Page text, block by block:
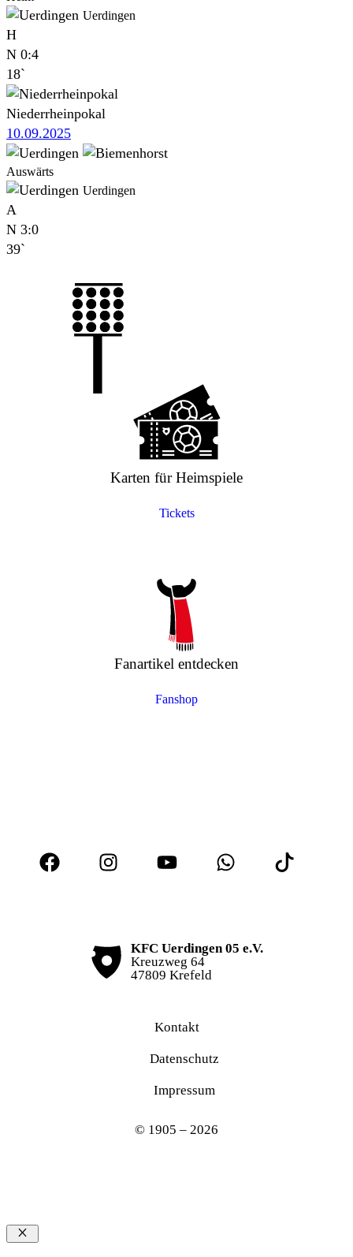
Uerdingen
H
N 0:4
18`
Niederrheinpokal
10.09.2025
Auswärts
Uerdingen
A
N 3:0
39`
Karten für Heimspiele
Tickets
Fanartikel entdecken
Fanshop
KFC Uerdingen 05 e.V.
Kreuzweg 64
47809 Krefeld
Kontakt
Datenschutz
Impressum
© 1905 – 2026
Schließen